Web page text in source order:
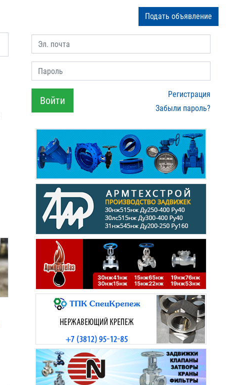
Подать объявление
Эл. почта
Пароль
Войти
Регистрация
Забыли пароль?